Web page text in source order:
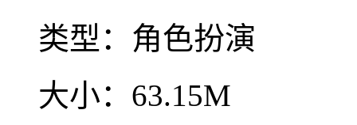
类型： 角色扮演
大小： 63.15M